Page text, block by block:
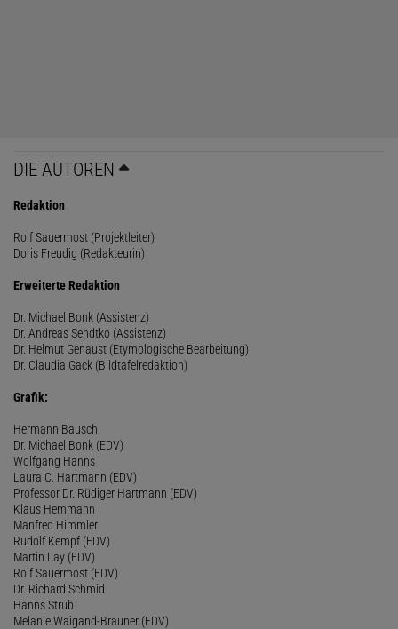
DIE AUTOREN
Redaktion
Rolf Sauermost (Projektleiter)
Doris Freudig (Redakteurin)
Erweiterte Redaktion
Dr. Michael Bonk (Assistenz)
Dr. Andreas Sendtko (Assistenz)
Dr. Helmut Genaust (Etymologische Bearbeitung)
Dr. Claudia Gack (Bildtafelredaktion)
Grafik:
Hermann Bausch
Dr. Michael Bonk (EDV)
Wolfgang Hanns
Laura C. Hartmann (EDV)
Professor Dr. Rüdiger Hartmann (EDV)
Klaus Hemmann
Manfred Himmler
Rudolf Kempf (EDV)
Martin Lay (EDV)
Rolf Sauermost (EDV)
Dr. Richard Schmid
Hanns Strub
Melanie Waigand-Brauner (EDV)